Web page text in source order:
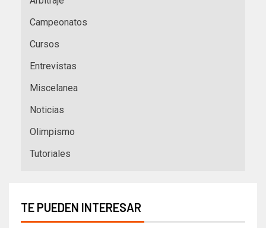
Campeonatos
Cursos
Entrevistas
Miscelanea
Noticias
Olimpismo
Tutoriales
TE PUEDEN INTERESAR